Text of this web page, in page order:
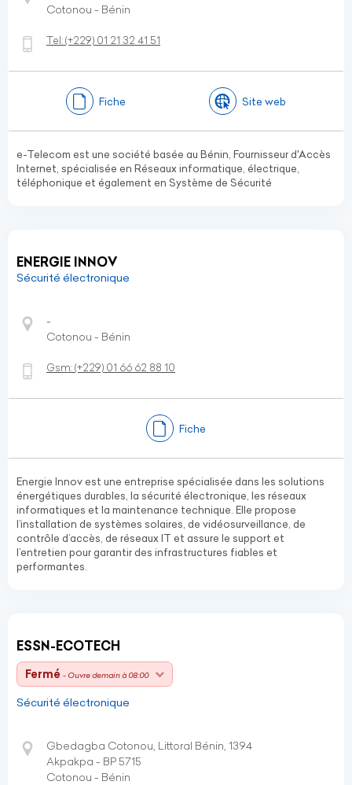
Cotonou - Bénin
Tel:(+229) 01 21 32 41 51
Fiche Site web
e-Telecom est une société basée au Bénin, Fournisseur d'Accès
Internet, spécialisée en Réseaux informatique, électrique,
téléphonique et également en Système de Sécurité
ENERGIE INNOV
Sécurité électronique
-
Cotonou - Bénin
Gsm:(+229) 01 66 62 88 10
Fiche
Energie Innov est une entreprise spécialisée dans les solutions
énergétiques durables, la sécurité électronique, les réseaux
informatiques et la maintenance technique. Elle propose
l’installation de systèmes solaires, de vidéosurveillance, de
contrôle d’accès, de réseaux IT et assure le support et
l’entretien pour garantir des infrastructures fiables et
performantes.
ESSN-ECOTECH
Fermé - Ouvre demain à 08:00
Sécurité électronique
Gbedagba Cotonou, Littoral Bénin, 1394
Akpakpa - BP 5715
Cotonou - Bénin